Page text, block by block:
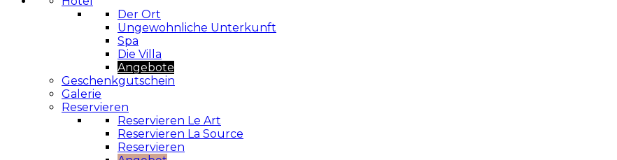
Der Ort
Ungewohnliche Unterkunft
Spa
Die Villa
Angebote
Geschenkgutschein
Galerie
Reservieren
Reservieren Le Art
Reservieren La Source
Reservieren